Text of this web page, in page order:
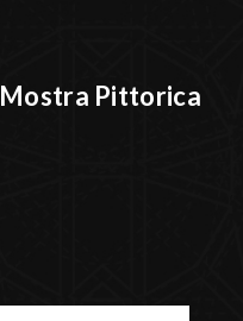
Mostra Pittorica